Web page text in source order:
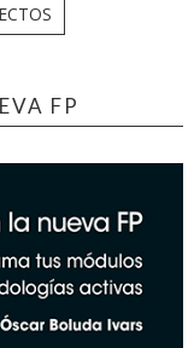
FP